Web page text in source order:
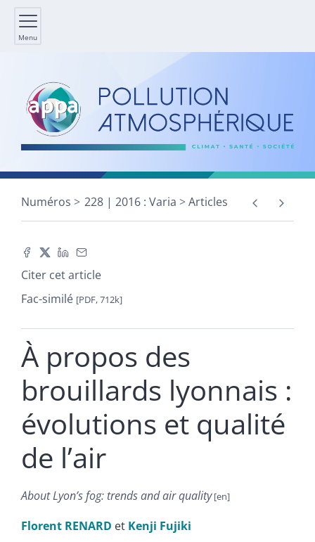
Menu
Numéros 228 | 2016 : Varia Articles
Citer cet article
Fac-similé [PDF, 712k]
À propos des
brouillards lyonnais :
évolutions et qualité
de l’air
About Lyon’s fog: trends and air quality
Florent RENARD et Kenji Fujiki